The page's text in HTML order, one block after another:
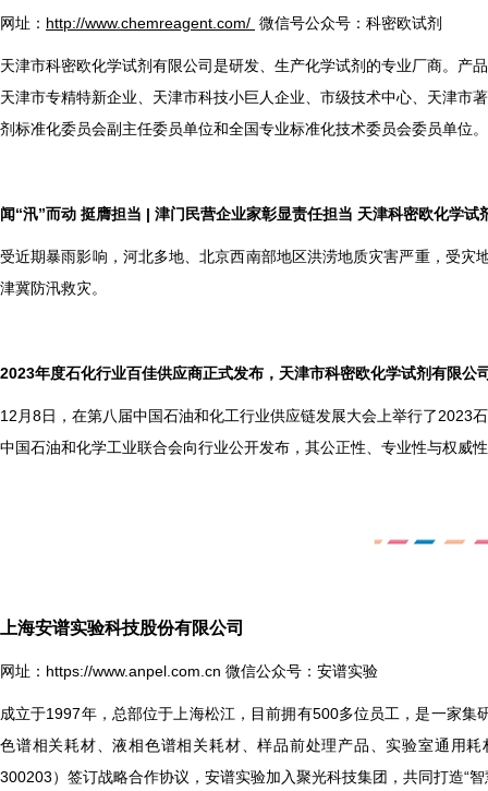
网址： http://www.chemreagent.com/ 微信号公众号：科密欧试剂
天津市科密欧化学试剂有限公司是研发、生产化学试剂的专业厂商。产
天津市专精特新企业、天津市科技小巨人企业、市级技术中心、天津市
剂标准化委员会副主任委员单位和全国专业标准化技术委员会委员单位。
闻“汛”而动 挺膺担当 | 津门民营企业家彰显责任担当 天津科密欧化学
受近期暴雨影响，河北多地、北京西南部地区洪涝地质灾害严重，受
津冀防汛救灾。
2023年度石化行业百佳供应商正式发布，天津市科密欧化学试剂有限公
12 月8日，在第八届中国石油和化工行业供应链发展大会上举行了2023
中国石油和化学工业联合会向行业公开发布，其公正性、专业性与权威
上海安谱实验科技股份有限公司
网址： https://www.anpel.com.cn 微信公众号：安谱实验
成立于1997年，总部位于上海松江，目前拥有500多位员工，是一家
色谱相关耗材、液相色谱相关耗材、样品前处理产品、实验室通用
300203）签订战略合作协议，安谱实验加入聚光科技集团，共同打造“